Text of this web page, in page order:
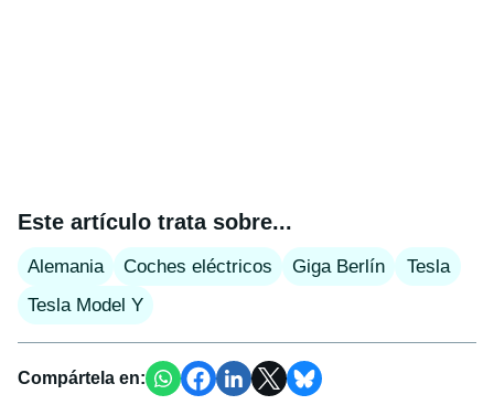
Este artículo trata sobre...
Alemania Coches eléctricos Giga Berlín
Tesla
Tesla Model Y
Compártela en: